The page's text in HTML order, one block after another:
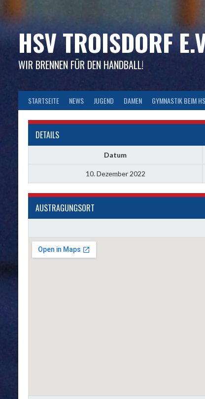
HSV TROISDORF
WIR BRENNEN FÜR DEN HANDBALL!
STARTSEITE NEWS JUGEND DAMEN GYMNASTIK BEIM
DETAILS
Datum
10. Dezember 2022
AUSTRAGUNGSORT